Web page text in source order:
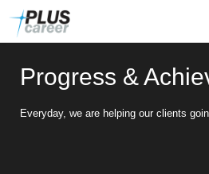
Progress &
Everyday, we are helping our clients